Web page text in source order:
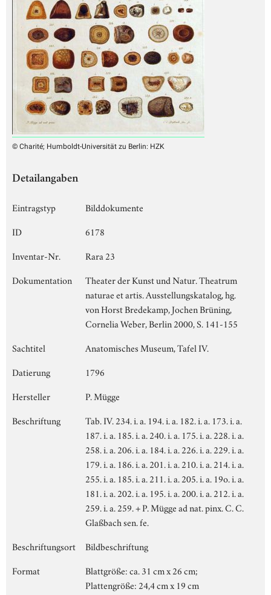
© Charité; Humboldt-Universität zu Berlin: HZK
Detailangaben
Eintragstyp
Bilddokumente
ID
6178
Inventar-Nr.
Rara 23
Dokumentation
Theater der Kunst und Natur. Theatrum
naturae et artis. Ausstellungskatalog, hg.
von Horst Bredekamp, Jochen Brüning,
Cornelia Weber, Berlin 2000, S. 141-155
Sachtitel
Anatomisches Museum, Tafel IV.
Datierung
1796
Hersteller
P. Mügge
Beschriftung
Tab. IV. 234. i. a. 194. i. a. 182. i. a. 173. i. a.
187. i. a. 185. i. a. 240. i. a. 175. i. a. 228. i. a.
258. i. a. 206. i. a. 184. i. a. 226. i. a. 229. i. a.
179. i. a. 186. i. a. 201. i. a. 210. i. a. 214. i. a.
255. i. a. 185. i. a. 211. i. a. 205. i. a. 19o. i. a.
181. i. a. 202. i. a. 195. i. a. 200. i. a. 212. i. a.
259. i. a. 259. + P. Mügge ad nat. pinx. C. C.
Glaßbach sen. fe.
Beschriftungsort
Bildbeschriftung
Format
Blattgröße: ca. 31 cm x 26 cm;
Plattengröße: 24,4 cm x 19 cm